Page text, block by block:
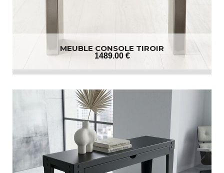
MEUBLE CONSOLE TIROIR
1489.00 €